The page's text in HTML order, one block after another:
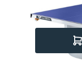
€1,199.–